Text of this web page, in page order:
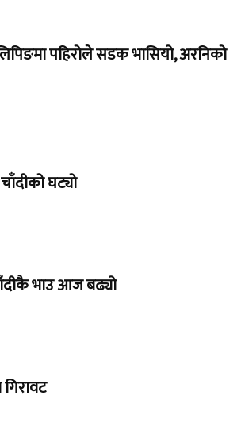
पहिरोले सडक भासियो, अरनिको
घट्यो
भाउ आज बढ्यो